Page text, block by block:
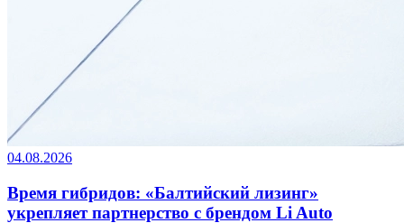
04.08.2026
Время гибридов: «Балтийский лизинг»
укрепляет партнерство с брендом Li Auto